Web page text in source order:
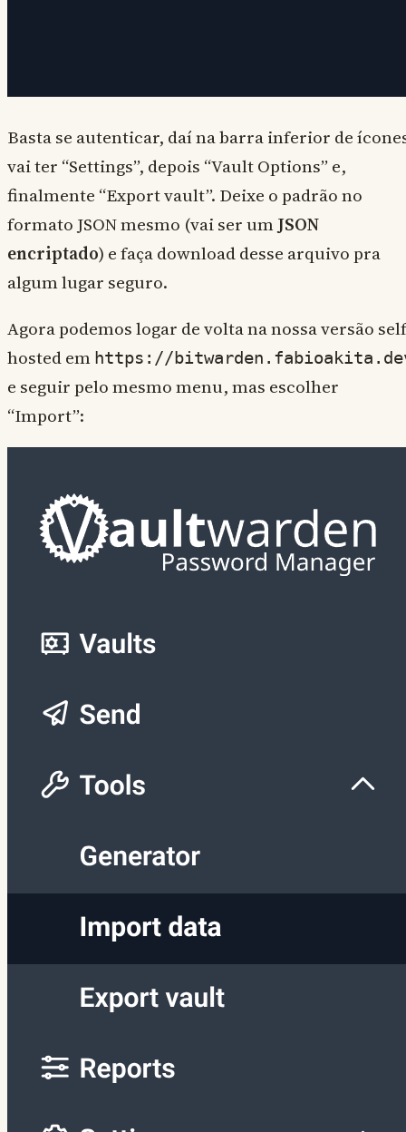
Basta se autenticar, daí na barra inferior de
vai ter “Settings”, depois “Vault Options” e,
finalmente “Export vault”. Deixe o padrão no
formato JSON mesmo (vai ser umJSON
encriptado) e faça download desse arquivo pra
algum lugar seguro.
Agora podemos logar de volta na nossa versão
hosted em https://
e seguir pelo mesmo menu, mas escolher
“Import”: